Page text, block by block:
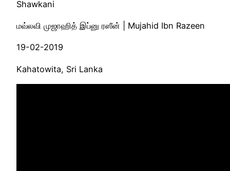
Shawkani
மவ்லவி முஜாஹித் இப்னு ரஸீன் | Mujahid Ibn Razeen
19-02-2019
Kahatowita, Sri Lanka